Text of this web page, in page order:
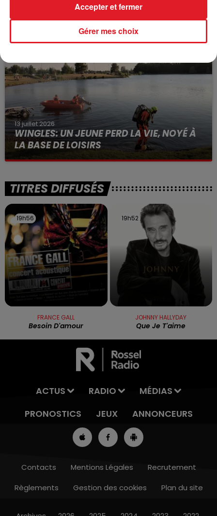
7h00 - 10h00
BÉTHUNE: ENQUÊTE POUR HOMICIDE
VOLONTAIRE EN COURS, APRÈS LA...
Selon les premiers éléments, le logement servait
à des prostituées
13 juillet 2026
WINGLES: UN JEUNE PERD LA VIE, NOYÉ À
LA BASE DE LOISIRS
La victime a coulé à pic
TITRES DIFFUSÉS
19h56
19h56
FRANCE GALL
Besoin D'amour
19h52
19h52
JOHNNY HALLYDAY
Que Je T'aime
ACTUS RADIO
MÉDIAS
PRONOSTICS
JEUX ANNONCEURS
Contacts Mentions Légales
Recrutement
Règlements
Gestion des cookies Plan du site
Gérer mes choix
Accepter et fermer